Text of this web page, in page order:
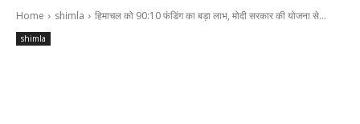
Home shimla हिमाचल को 90:10 फंडिंग का बड़ा लाभ, मोदी सरकार की योजना से...
shimla